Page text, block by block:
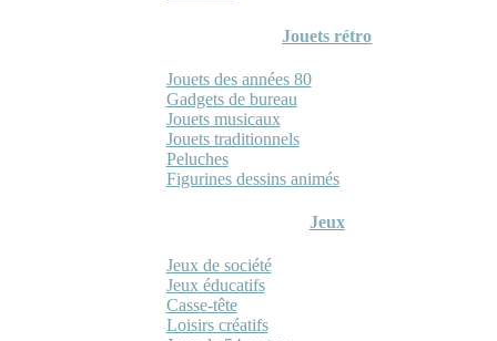
Jouets rétro
Jouets des années 80
Gadgets de bureau
Jouets musicaux
Jouets traditionnels
Peluches
Figurines dessins animés
Jeux
Jeux de société
Jeux éducatifs
Casse-tête
Loisirs créatifs